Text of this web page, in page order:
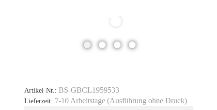
Artikel-Nr.: BS-GBCL1959533
Lieferzeit: 7-10 Arbeitstage (Ausführung ohne Druck)